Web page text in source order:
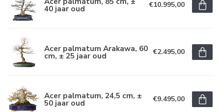
40 jaar oud €10.995,00
Acer palmatum Arakawa, 60
cm, ± 25 jaar oud €2.495,00
Acer palmatum, 24,5 cm, ±
50 jaar oud €9.495,00